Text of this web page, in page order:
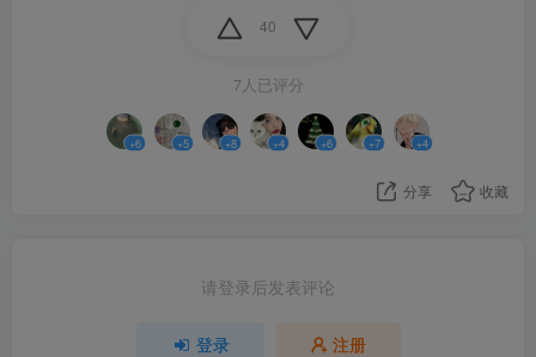
40
7人已评分
+6 +5 +8 +4 +6 +7 +4
分享 收藏
请登录后发表评论
登录 注册